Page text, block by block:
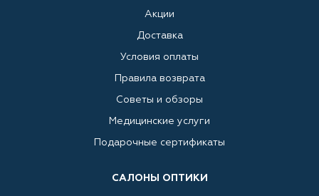
Акции
Доставка
Условия оплаты
Правила возврата
Советы и обзоры
Медицинские услуги
Подарочные сертификаты
САЛОНЫ ОПТИКИ